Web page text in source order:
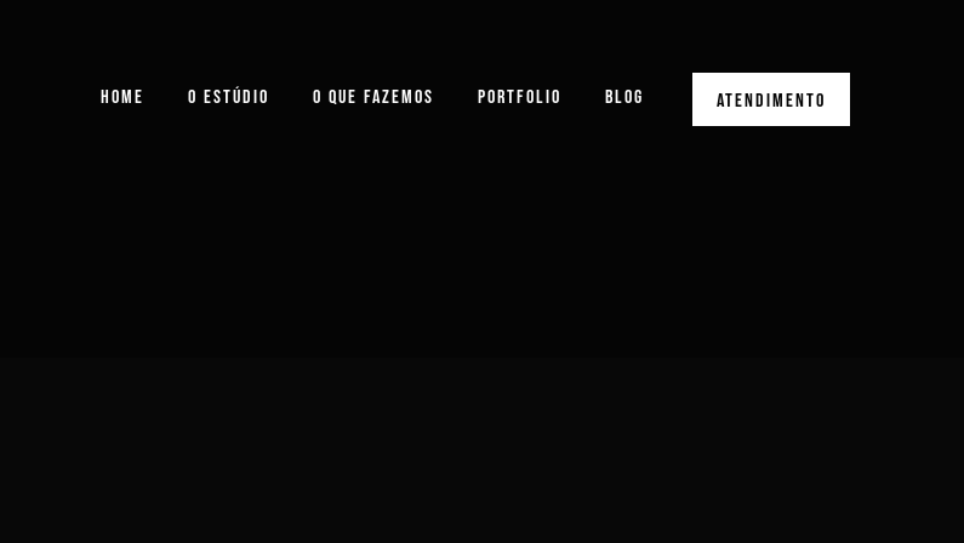
ATENDIMENTO
HOME O ESTÚDIO O QUE FAZEMOS PORTFOLIO BLOG